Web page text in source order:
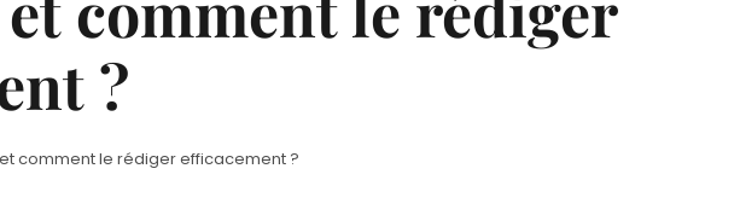
?
comment le rédiger efficacement ?